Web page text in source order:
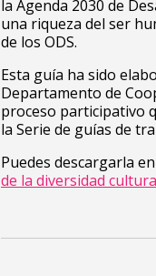
la Agenda 2030 de
una riqueza del ser
de los ODS.
Esta guía ha sido
Departamento de
proceso participativo
la Serie de guías de
Puedes descargarla
de la diversidad